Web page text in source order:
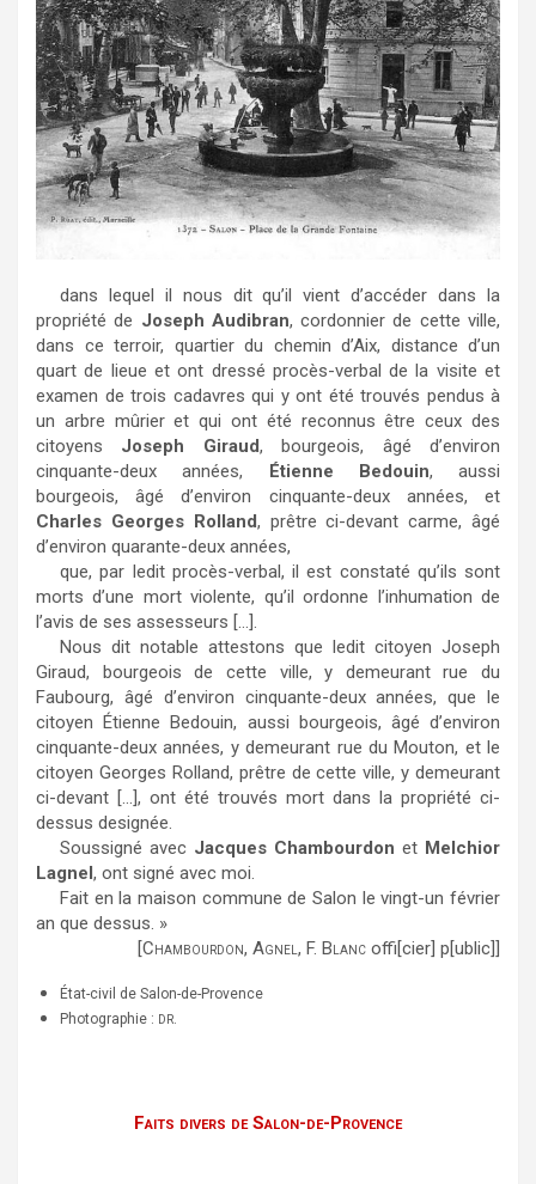
dans lequel il nous dit qu’il vient d’accéder dans la
propriété de Joseph Audibran, cordonnier de cette ville,
dans ce terroir, quartier du chemin d’Aix, distance d’un
quart de lieue et ont dressé procès-verbal de la visite et
examen de trois cadavres qui y ont été trouvés pendus à
un arbre mûrier et qui ont été reconnus être ceux des
citoyens Joseph Giraud, bourgeois, âgé d’environ
cinquante-deux années,
Étienne Bedouin, aussi
bourgeois, âgé d’environ cinquante-deux années, et
Charles Georges Rolland, prêtre ci-devant carme, âgé
d’environ quarante-deux années,
que, par ledit procès-verbal, il est constaté qu’ils sont
morts d’une mort violente, qu’il ordonne l’inhumation de
l’avis de ses assesseurs […].
Nous dit notable attestons que ledit citoyen Joseph
Giraud, bourgeois de cette ville, y demeurant rue du
Faubourg, âgé d’environ cinquante-deux années, que le
citoyen Étienne Bedouin, aussi bourgeois, âgé d’environ
cinquante-deux années, y demeurant rue du Mouton, et le
citoyen Georges Rolland, prêtre de cette ville, y demeurant
ci-devant […], ont été trouvés mort dans la propriété ci-
dessus designée.
Soussigné avec Jacques Chambourdon et Melchior
Lagnel , ont signé avec moi.
Fait en la maison commune de Salon le vingt-un février
an que dessus. »
[C HAMBOURDON, AGNEL, F. B LANC offi[cier] p[ublic]]
État-civil de Salon-de-Provence
Photographie : DR.
Faits divers de Salon-de-Provence